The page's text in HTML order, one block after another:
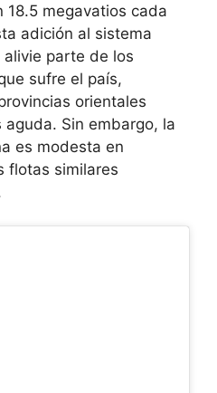
18.5 megavatios cada
adición al sistema
parte de los
sufre el país,
orientales
Sin embargo, la
es modesta en
flotas similares